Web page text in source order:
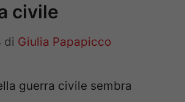
civile
di Giulia Papapicco
guerra civile sembra